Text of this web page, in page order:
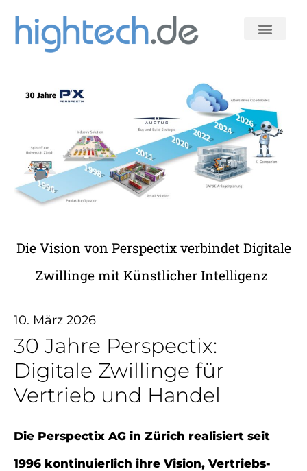
Zum
Inhalt
Die Vision von Perspectix verbindet Digitale
Zwillinge mit Künstlicher Intelligenz
10. März 2026
30 Jahre Perspectix:
Digitale Zwillinge für
Vertrieb und Handel
Die Perspectix AG in Zürich realisiert seit
1996 kontinuierlich ihre Vision, Vertriebs-